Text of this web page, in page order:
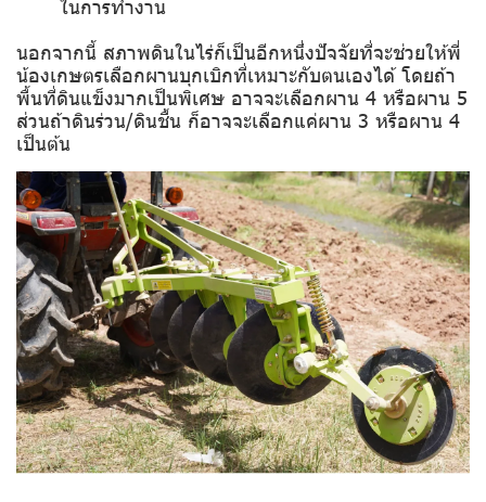
ในการทำงาน
นอกจากนี้ สภาพดินในไร่ก็เป็นอีกหนึ่งปัจจัยที่จะช่วยให้พี่
น้องเกษตรเลือกผานบุกเบิกที่เหมาะกับตนเองได้ โดยถ้า
พื้นที่ดินแข็งมากเป็นพิเศษ อาจจะเลือกผาน 4 หรือผาน 5
ส่วนถ้าดินร่วน/ดินชื้น ก็อาจจะเลือกแค่ผาน 3 หรือผาน 4
เป็นต้น